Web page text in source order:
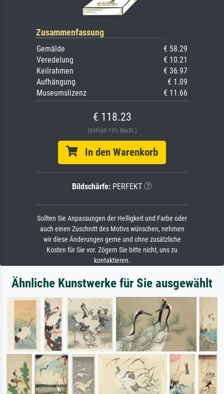
Zusammenfassung
Gemälde
€ 58.29
Veredelung
€ 10.21
Keilrahmen
€ 36.97
Aufhängung
€ 1.09
Museumslizenz
€ 11.66
€ 118.23
(Enthält 19% MwSt.)
In den Warenkorb
Bildschärfe: PERFEKT
Sollten Sie Anpassungen der Helligkeit und Farbe oder
auch einen Zuschnitt des Motivs wünschen, nehmen
wir diese Änderungen gerne und ohne zusätzliche
Kosten für Sie vor. Zögern Sie bitte nicht, uns zu
kontaktieren.
Ähnliche Kunstwerke für Sie ausgewählt